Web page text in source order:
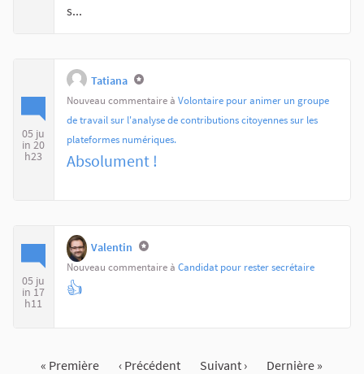
s...
05 ju
in 20
h23
Tatiana
Nouveau commentaire à Volontaire pour animer un groupe
de travail sur l'analyse de contributions citoyennes sur les
plateformes numériques.
Absolument !
05 ju
in 17
h11
Valentin
Nouveau commentaire à Candidat pour rester secrétaire
👍
« Première ‹ Précédent Suivant › Dernière »